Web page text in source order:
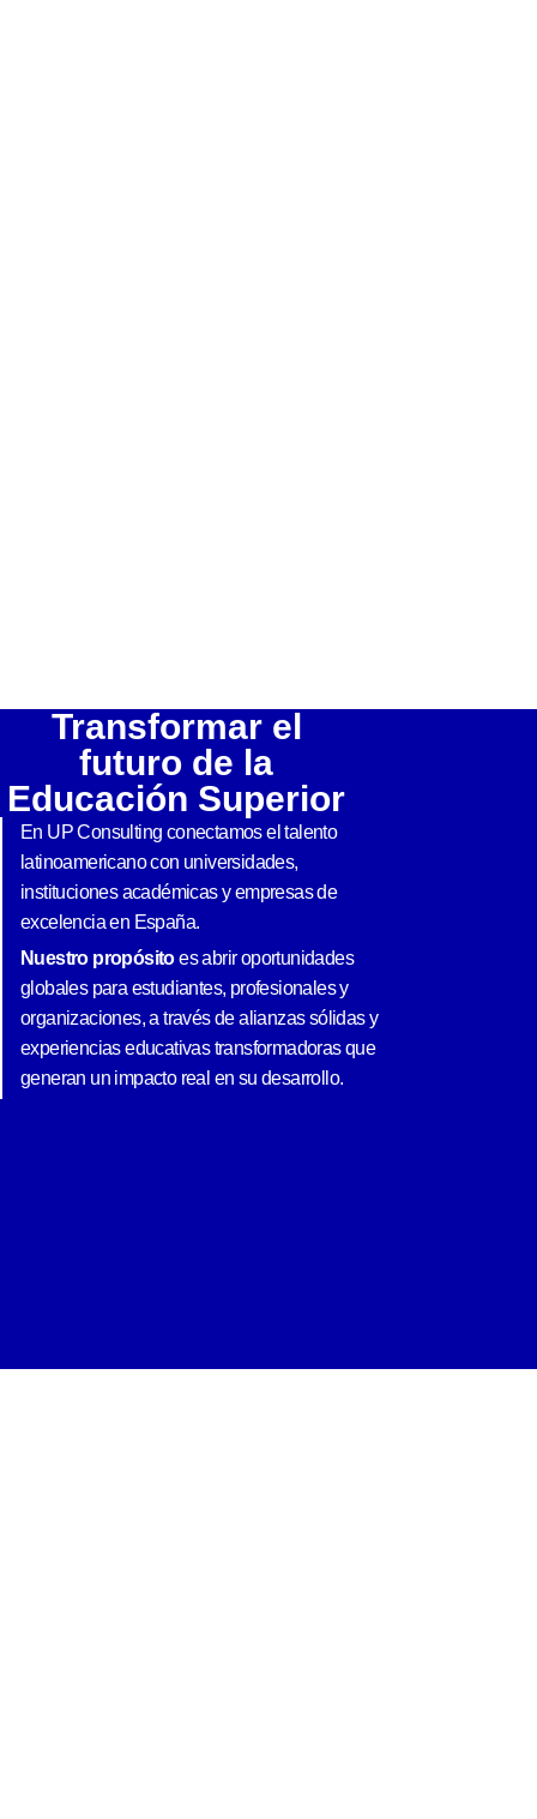
Transformar el
futuro de la
Educación Superior
En UP Consulting conectamos el talento
latinoamericano con universidades,
instituciones académicas y empresas de
excelencia en España.
Nuestro propósitoes abrir oportunidades
globales para estudiantes, profesionales y
organizaciones, a través de alianzas sólidas y
experiencias educativas transformadoras que
generan un impacto real en su desarrollo.